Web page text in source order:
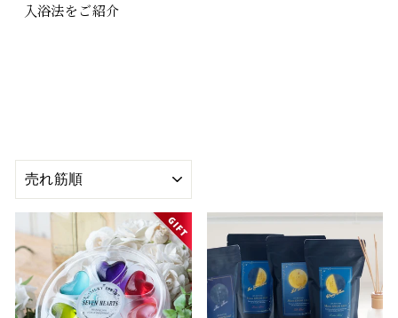
入浴法をご紹介
並
替
え